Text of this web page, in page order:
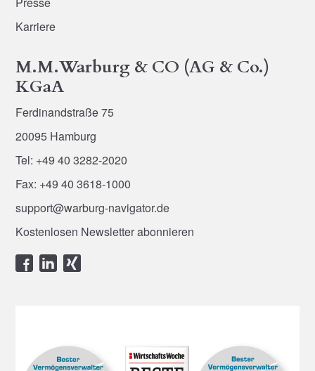
Karriere
M.M.Warburg & CO (AG & Co.)
KGaA
Ferdinandstraße 75
20095 Hamburg
Tel: +49 40 3282-2020
Fax: +49 40 3618-1000
support@warburg-navigator.de
Kostenlosen Newsletter abonnieren